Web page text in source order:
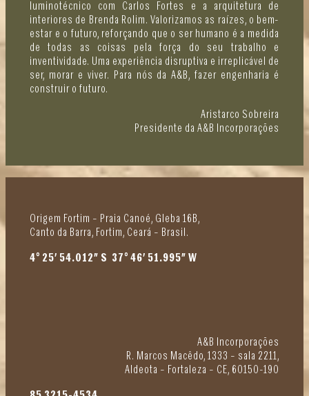
luminotécnico com Carlos Fortes e a arquitetura de
interiores de Brenda Rolim. Valorizamos as raízes, o bem-
estar e o futuro, reforçando que o ser humano é a medida
de todas as coisas pela força do seu trabalho e
inventividade. Uma experiência disruptiva e irreplicável de
ser, morar e viver. Para nós da A&B, fazer engenharia é
construir o futuro.
Aristarco Sobreira
Presidente da A&B Incorporações
Origem Fortim – Praia Canoé, Gleba 16B,
Canto da Barra, Fortim, Ceará – Brasil.
4° 25’ 54.012” S 37° 46’ 51.995” W
A&B Incorporações
R. Marcos Macêdo, 1333 – sala 2211,
Aldeota – Fortaleza – CE, 60150-190